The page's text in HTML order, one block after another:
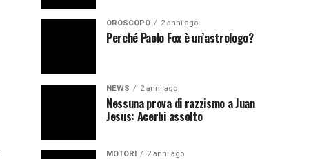
OROSCOPO 2 anni ago
Perché Paolo Fox è un’astrologo?
NEWS 2 anni ago
Nessuna prova di razzismo a Juan
Jesus: Acerbi assolto
MOTORI 2 anni ago